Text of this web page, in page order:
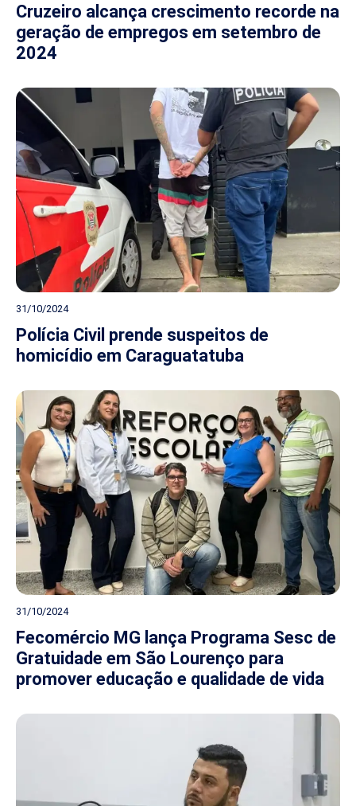
Cruzeiro alcança crescimento recorde na
geração de empregos em setembro de
2024
31/10/2024
Polícia Civil prende suspeitos de
homicídio em Caraguatatuba
31/10/2024
Fecomércio MG lança Programa Sesc de
Gratuidade em São Lourenço para
promover educação e qualidade de vida